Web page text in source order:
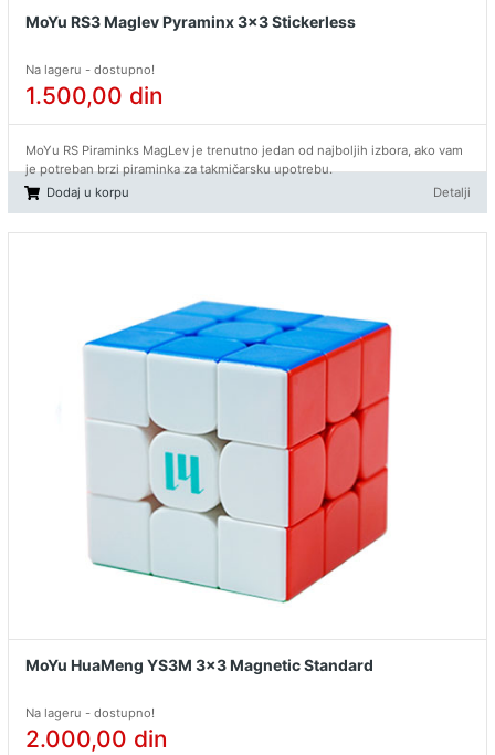
MoYu RS3 Maglev Pyraminx 3x3 Stickerless
Na lageru - dostupno!
1.500,00 din
MoYu RS Piraminks MagLev je trenutno jedan od najboljih izbora, ako vam
je potreban brzi piraminka za takmičarsku upotrebu.
Dodaj u korpu
Detalji
MoYu HuaMeng YS3M 3x3 Magnetic Standard
Na lageru - dostupno!
2.000,00 din